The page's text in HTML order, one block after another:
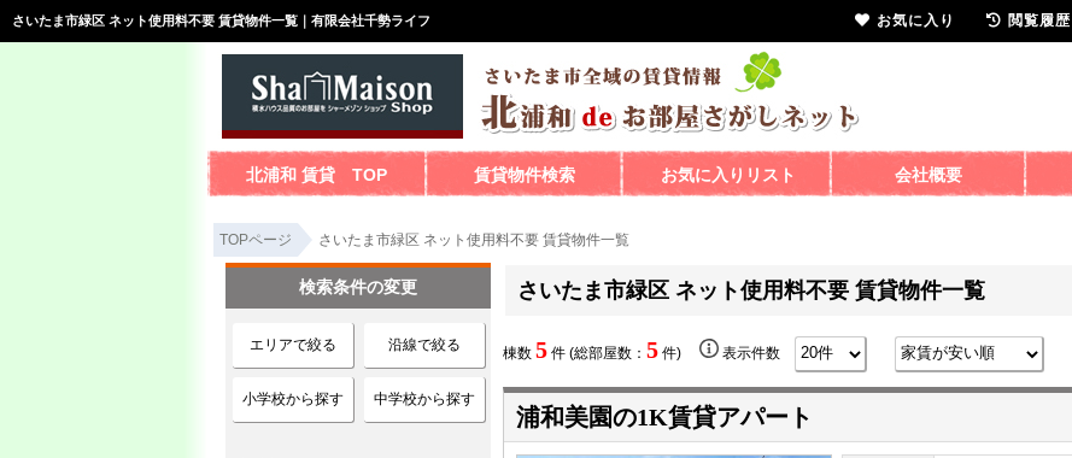
さいたま市緑区 ネット使用料不要 賃貸物件一覧｜有限会社千勢ライフ
北浦和 賃貸 TOP 賃貸物件検索 お気に入りリスト 会社概要
TOPページ さいたま市緑区 ネット使用料不要 賃貸物件一覧
さいたま市緑区 ネット使用料不要 賃貸物件一覧
棟数 5 件 (総部屋数： 5 件) 表示件数
浦和美園の1K賃貸アパート
検索条件の変更
エリアで絞る 沿線で絞る
小学校から探す 中学校から探す
お気に入り 閲覧履歴